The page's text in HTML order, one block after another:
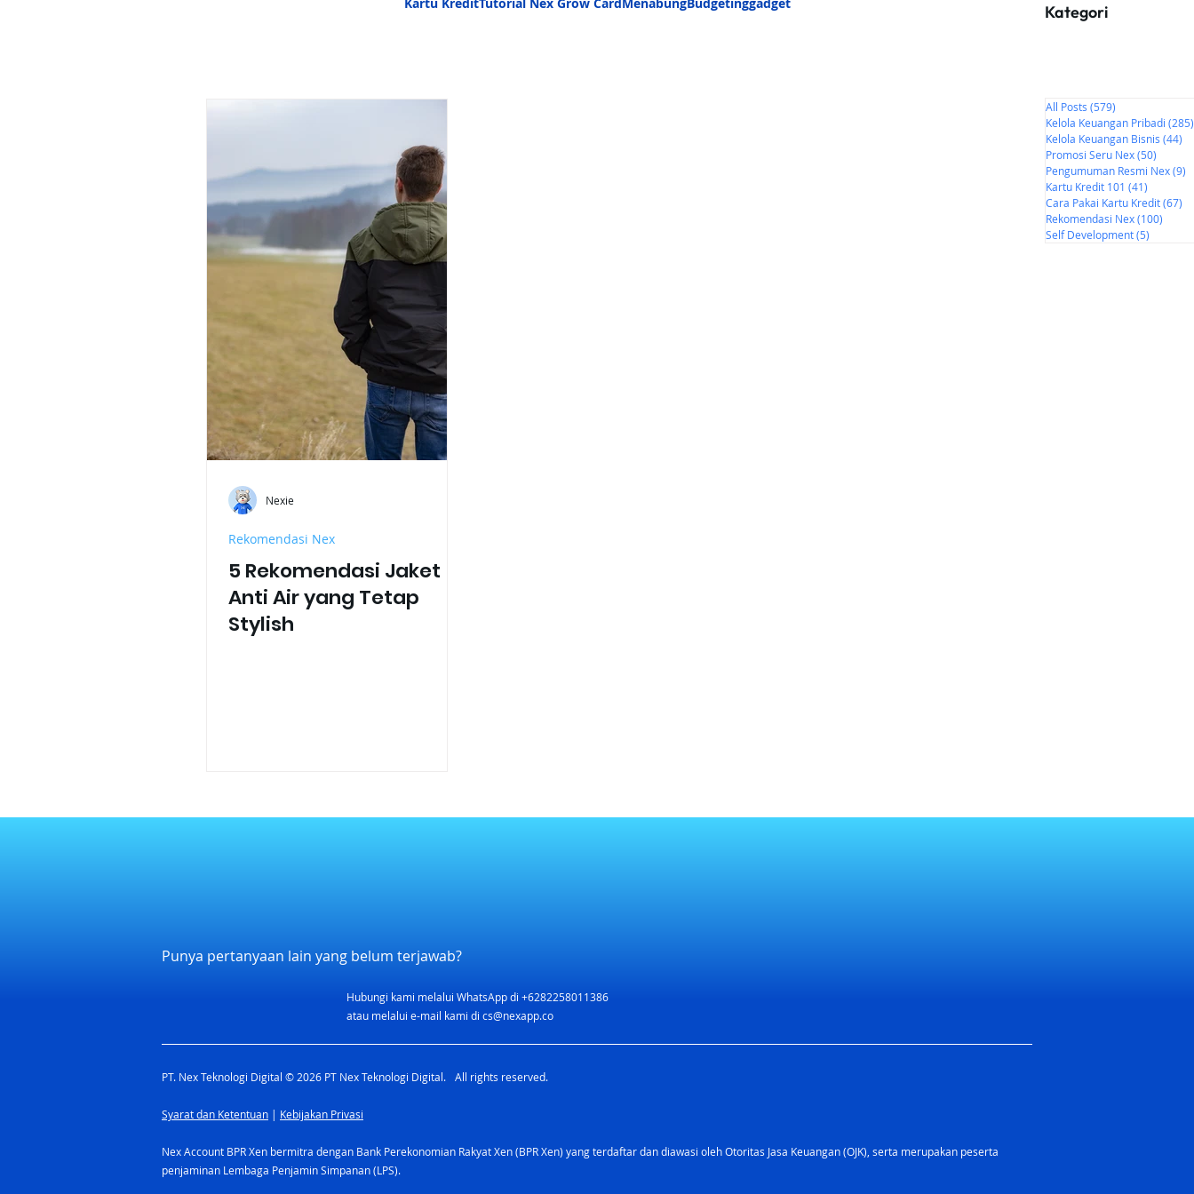
Kategori
5 Rekomendasi Jaket
Anti Air yang Tetap
Stylish
Rekomendasi Nex
Nexie
All Posts (579)
Kelola Keuangan Pribadi (285)
Kelola Keuangan Bisnis (44)
Promosi Seru Nex(50)
Pengumuman Resmi Nex(9)
Kartu Kredit 101 (41)
Cara Pakai Kartu Kredit(67)
Rekomendasi Nex(100)
Self Development(5)
Punya pertanyaan lain yang belum terjawab?
Hubungi kami melalui WhatsApp di +6282258011386
atau melalui e-mail kami di cs@nexapp.co
PT. Nex Teknologi Digital © 2026 PT Nex Teknologi Digital. All rights reserved.
Syarat dan Ketentuan | Kebijakan Privasi
Nex Account BPR Xen bermitra dengan Bank Perekonomian Rakyat Xen (BPR Xen) yang terdaftar dan diawasi oleh Otoritas Jasa Keuangan (OJK), serta merupakan peserta
penjaminan Lembaga Penjamin Simpanan (LPS).